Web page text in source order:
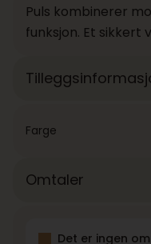
Puls kombinerer
funksjon. Et sikkert
Farge
Omtaler
Det er ingen